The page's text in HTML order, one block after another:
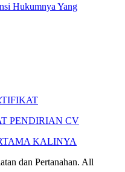
Hukumnya Yang
PENDIRIAN CV
KALINYA
dan Pertanahan. All